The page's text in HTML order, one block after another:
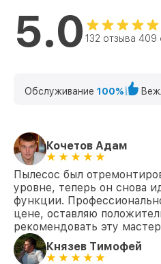
5.0 132 отзыва 409
Обслуживание 100%
Кочетов Адам
Пылесос был
уровне, теперь он снова
функции.
цене, оставляю
рекомендовать эту
Князев Тимофей